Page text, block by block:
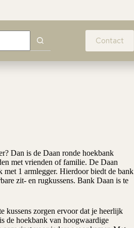
Contact
Dan is de Daan ronde hoekbank
met vrienden of familie. De Daan
met 1 armlegger. Hierdoor biedt de bank
zit- en rugkussens. Bank Daan is te
kussens zorgen ervoor dat je heerlijk
de hoekbank van hoogwaardige